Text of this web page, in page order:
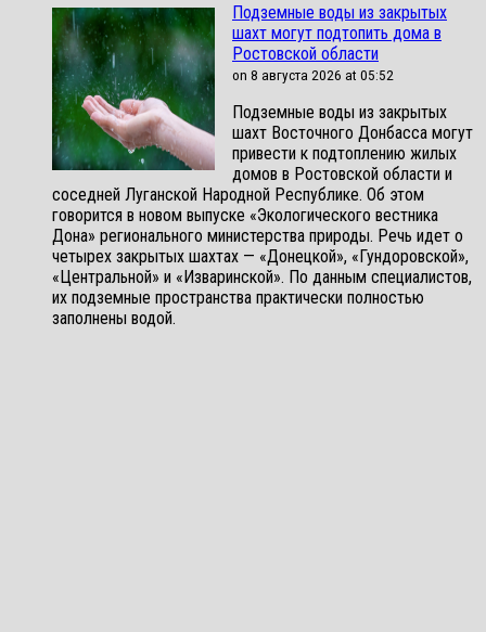
Подземные воды из закрытых
шахт могут подтопить дома в
Ростовской области
on 8 августа 2026 at 05:52
Подземные воды из закрытых
шахт Восточного Донбасса могут
привести к подтоплению жилых
домов в Ростовской области и
соседней Луганской Народной Республике. Об этом
говорится в новом выпуске «Экологического вестника
Дона» регионального министерства природы. Речь идет о
четырех закрытых шахтах — «Донецкой», «Гундоровской»,
«Центральной» и «Изваринской». По данным специалистов,
их подземные пространства практически полностью
заполнены водой.